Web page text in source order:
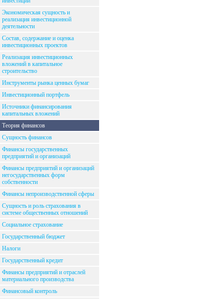
Экономическая сущность и
реализация инвестиционной
деятельности
Состав, содержание и оценка
инвестиционных проектов
Реализация инвестиционных
вложений в капитальное
строительство
Инструменты рынка ценных бумаг
Инвестиционный портфель
Источники финансирования
капитальных вложений
Теория финансов
Сущность финансов
Финансы государственных
предприятий и организаций
Финансы предприятий и организаций
негосударственных форм
собственности
Финансы непроизводственной сферы
Сущность и роль страхования в
системе общественных отношений
Социальное страхование
Государственный бюджет
Налоги
Государственный кредит
Финансы предприятий и отраслей
материального производства
Финансовый контроль